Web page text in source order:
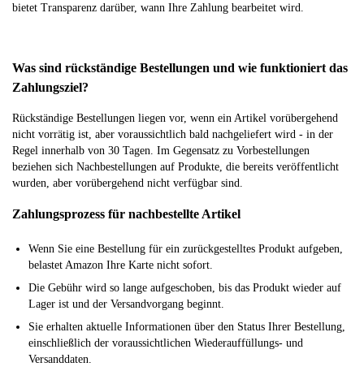
bietet Transparenz darüber, wann Ihre Zahlung bearbeitet wird.
Was sind rückständige Bestellungen und wie funktioniert das
Zahlungsziel?
Rückständige Bestellungen liegen vor, wenn ein Artikel vorübergehend
nicht vorrätig ist, aber voraussichtlich bald nachgeliefert wird - in der
Regel innerhalb von 30 Tagen. Im Gegensatz zu Vorbestellungen
beziehen sich Nachbestellungen auf Produkte, die bereits veröffentlicht
wurden, aber vorübergehend nicht verfügbar sind.
Zahlungsprozess für nachbestellte Artikel
Wenn Sie eine Bestellung für ein zurückgestelltes Produkt aufgeben,
belastet Amazon Ihre Karte nicht sofort.
Die Gebühr wird so lange aufgeschoben, bis das Produkt wieder auf
Lager ist und der Versandvorgang beginnt.
Sie erhalten aktuelle Informationen über den Status Ihrer Bestellung,
einschließlich der voraussichtlichen Wiederauffüllungs- und
Versanddaten.